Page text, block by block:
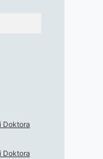
Doktora
Doktora